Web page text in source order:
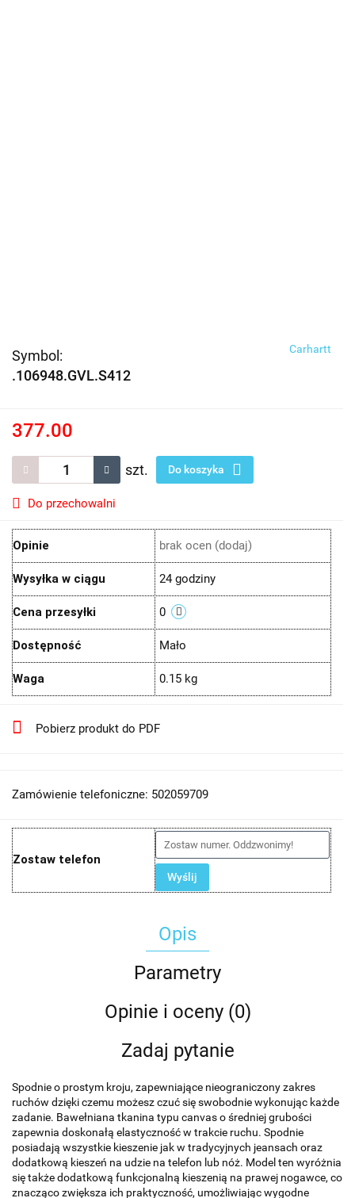
Symbol:
.106948.GVL.S412
Carhartt
377.00
szt. Do koszyka
Do przechowalni
Opinie brak ocen (dodaj)
Wysyłka w ciągu 24 godziny
Cena przesyłki 0
Dostępność Mało
Waga 0.15 kg
Pobierz produkt do PDF
Zamówienie telefoniczne: 502059709
Zostaw telefon
Wyślij
Opis
Parametry
Opinie i oceny (0)
Zadaj pytanie
Spodnie o prostym kroju, zapewniające nieograniczony zakres
ruchów dzięki czemu możesz czuć się swobodnie wykonując każde
zadanie. Bawełniana tkanina typu canvas o średniej grubości
zapewnia doskonałą elastyczność w trakcie ruchu. Spodnie
posiadają wszystkie kieszenie jak w tradycyjnych jeansach oraz
dodatkową kieszeń na udzie na telefon lub nóż. Model ten wyróżnia
się także dodatkową funkcjonalną kieszenią na prawej nogawce, co
znacząco zwiększa ich praktyczność, umożliwiając wygodne